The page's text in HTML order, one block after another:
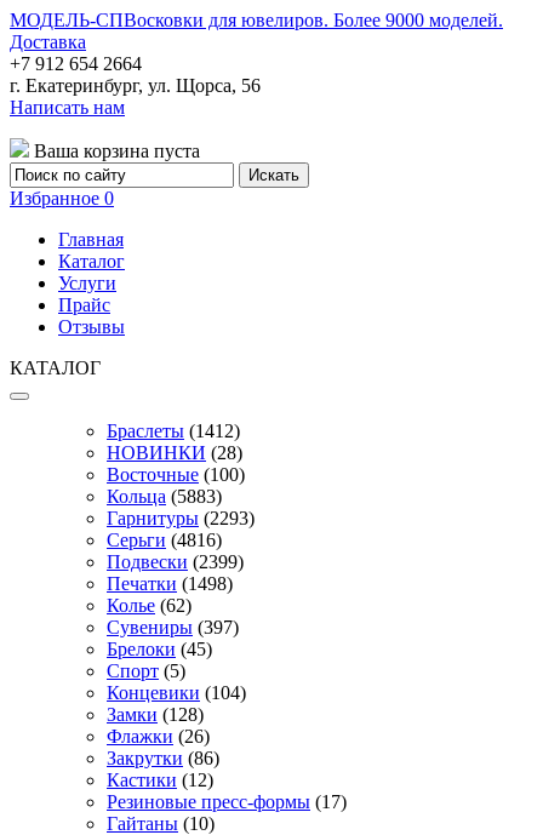
МОДЕЛЬ-СПВосковки для ювелиров. Более 9000 моделей.
Доставка
+7 912 654 2664
г. Екатеринбург, ул. Щорса, 56
Написать нам
Ваша корзина пуста
Избранное 0
Главная
Каталог
Услуги
Прайс
Отзывы
КАТАЛОГ
Браслеты (1412)
НОВИНКИ (28)
Восточные (100)
Кольца (5883)
Гарнитуры (2293)
Серьги (4816)
Подвески (2399)
Печатки (1498)
Колье (62)
Сувениры (397)
Брелоки (45)
Спорт (5)
Концевики (104)
Замки (128)
Флажки (26)
Закрутки (86)
Кастики (12)
Резиновые пресс-формы (17)
Гайтаны (10)